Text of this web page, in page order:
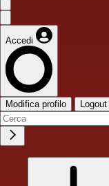
Accedi
Modifica profilo Logout